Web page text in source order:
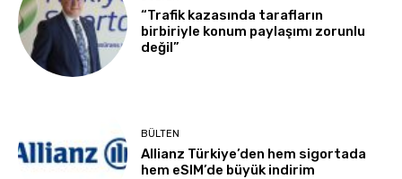
“Trafik kazasında tarafların
birbiriyle konum paylaşımı zorunlu
değil”
BÜLTEN
Allianz Türkiye’den hem sigortada
hem eSIM’de büyük indirim